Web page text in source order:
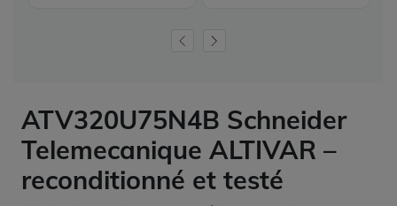
ATV320U75N4B Schneider
Telemecanique ALTIVAR –
reconditionné et testé